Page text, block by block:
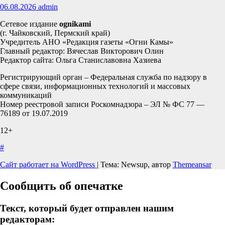
06.08.2026 admin
Сетевое издание ognikami
(г. Чайковский, Пермский край)
Учредитель АНО «Редакция газеты «Огни Камы»
Главный редактор: Вячеслав Викторович Олин
Редактор сайта: Ольга Станиславовна Хазиева
Регистрирующий орган – Федеральная служба по надзору в
сфере связи, информационных технологий и массовых
коммуникаций
Номер реестровой записи Роскомнадзора – ЭЛ № ФС 77 —
76189 от 19.07.2019
12+
#
Сайт работает на WordPress | Тема: Newsup, автор Themeansar
Сообщить об опечатке
Текст, который будет отправлен нашим
редакторам: